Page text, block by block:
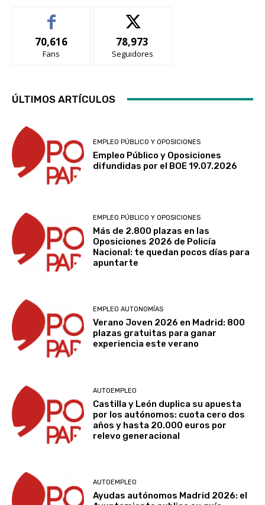
70,616
Fans
78,973
Seguidores
ÚLTIMOS ARTÍCULOS
EMPLEO PÚBLICO Y OPOSICIONES
Empleo Público y Oposiciones
difundidas por el BOE 19.07.2026
EMPLEO PÚBLICO Y OPOSICIONES
Más de 2.800 plazas en las
Oposiciones 2026 de Policía
Nacional: te quedan pocos días para
apuntarte
EMPLEO AUTONOMÍAS
Verano Joven 2026 en Madrid: 800
plazas gratuitas para ganar
experiencia este verano
AUTOEMPLEO
Castilla y León duplica su apuesta
por los autónomos: cuota cero dos
años y hasta 20.000 euros por
relevo generacional
AUTOEMPLEO
Ayudas autónomos Madrid 2026: el